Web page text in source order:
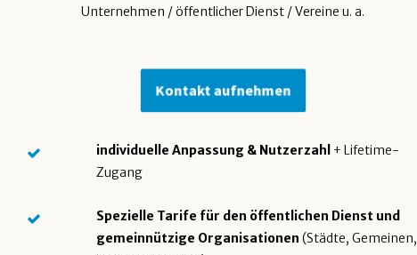
Unternehmen / öffentlicher Dienst / Vereine u. a.
Kontakt aufnehmen
individuelle Anpassung & Nutzerzahl + Lifetime-
Zugang
Spezielle Tarife für den öffentlichen Dienst und
gemeinnützige Organisationen (Städte, Gemeinen,